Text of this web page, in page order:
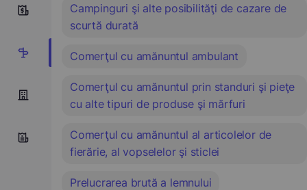
0
8
Campinguri şi alte posibilităţi de cazare de
scurtă durată
Comerţul cu amănuntul ambulant
Comerţul cu amănuntul prin standuri şi pieţe
cu alte tipuri de produse şi mărfuri
Comerţul cu amănuntul al articolelor de
fierărie, al vopselelor şi sticlei
Prelucrarea brută a lemnului